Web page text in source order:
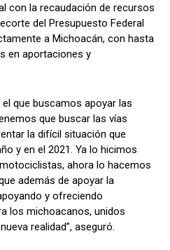
con la recaudación de recursos
del Presupuesto Federal
a Michoacán, con hasta
en aportaciones y
que buscamos apoyar las
que buscar las vías
la difícil situación que
y en el 2021. Ya lo hicimos
ahora lo hacemos
además de apoyar la
y ofreciendo
los michoacanos, unidos
realidad”, aseguró.